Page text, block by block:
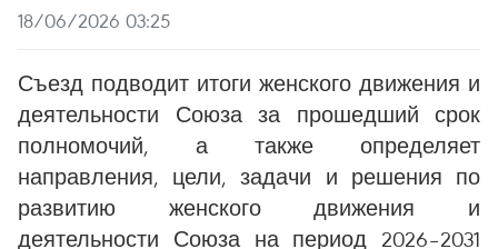
18/06/2026 03:25
Съезд подводит итоги женского движения и
деятельности Союза за прошедший срок
полномочий, а также определяет
направления, цели, задачи и решения по
развитию женского движения и
деятельности Союза на период 2026–2031